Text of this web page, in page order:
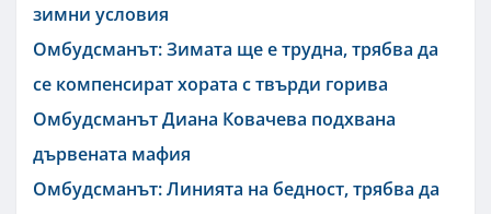
зимни условия
Омбудсманът: Зимата ще е трудна, трябва да
се компенсират хората с твърди горива
Омбудсманът Диана Ковачева подхвана
дървената мафия
Омбудсманът: Линията на бедност, трябва да